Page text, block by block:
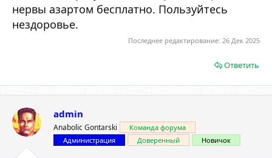
нервы азартом бесплатно. Пользуйтесь
нездоровье.
Последнее редактирование: 26 Дек 2025
Ответить
admin
Anabolic Gontarski
Команда форума
Администрация
Доверенный Новичок